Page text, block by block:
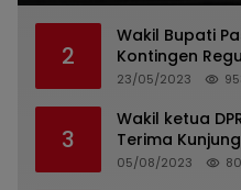
2
Wakil Bupati
Kontingen
Pasaman
23/05/2023
3
Wakil ketua
Terima
05/08/2023